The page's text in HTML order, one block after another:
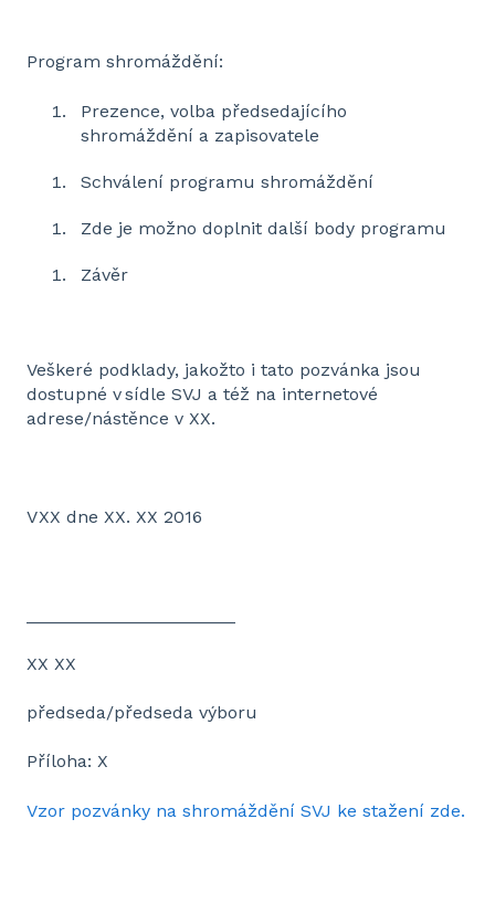
Program shromáždění:
Prezence, volba předsedajícího
shromáždění a zapisovatele
Schválení programu shromáždění
Zde je možno doplnit další body programu
Závěr
Veškeré podklady, jakožto i tato pozvánka jsou
dostupné v sídle SVJ a též na internetové
adrese/nástěnce v XX.
V XX dne XX. XX 2016
XX XX
předseda/předseda výboru
Příloha: X
Vzor pozvánky na shromáždění SVJ ke stažení zde.